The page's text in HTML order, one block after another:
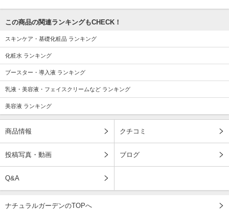
この商品の関連ランキングもCHECK！
スキンケア・基礎化粧品 ランキング
化粧水 ランキング
ブースター・導入液 ランキング
乳液・美容液・フェイスクリームなど ランキング
美容液 ランキング
商品情報 クチコミ
投稿写真・動画 ブログ
Q&A
ナチュラルガーデンのTOPへ